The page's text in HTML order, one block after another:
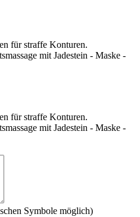
für straffe Konturen.
mit Jadestein - Maske -
für straffe Konturen.
mit Jadestein - Maske -
Symbole möglich)